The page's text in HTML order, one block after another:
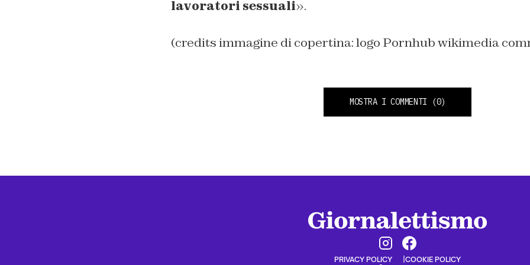
lavoratori sessuali».
(credits immagine di copertina: logo Pornhub wikimedia
MOSTRA I COMMENTI (0)
PRIVACY POLICY COOKIE POLICY